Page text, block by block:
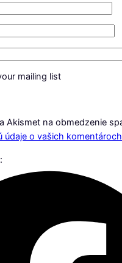
mailing list
Akismet na obmedzenie
údaje o vašich